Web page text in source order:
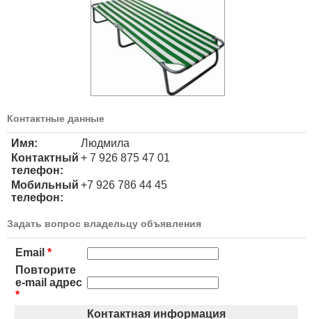
Контактные данные
Имя:
Людмила
Контактный
телефон:
+ 7 926 875 47 01
Мобильный
телефон:
+7 926 786 44 45
Задать вопрос владельцу объявления
Email *
Повторите
e-mail адрес
*
Контактная информация